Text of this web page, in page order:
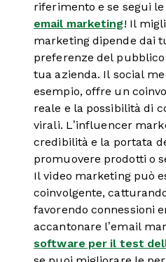
riferimento e se segui le
email marketing! Il
marketing dipende dai
preferenze del
tua azienda. Il social
esempio, offre un
reale e la possibilità di
virali. L’influencer
credibilità e la portata
promuovere prodotti o
Il video marketing può
coinvolgente,
favorendo connessioni
accantonare l’email
software per il test